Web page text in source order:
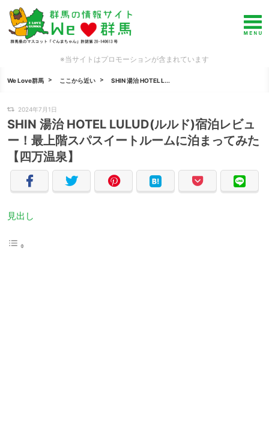
※当サイトはプロモーションが含まれています
We Love群馬 ここから近い SHIN 湯治 HOTEL L...
2024年7月1日
SHIN 湯治 HOTEL LULUD(ルルド)宿泊レビュ
ー！最上階スパスイートルームに泊まってみた
【四万温泉】
見出し